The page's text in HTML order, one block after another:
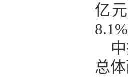
亿
总